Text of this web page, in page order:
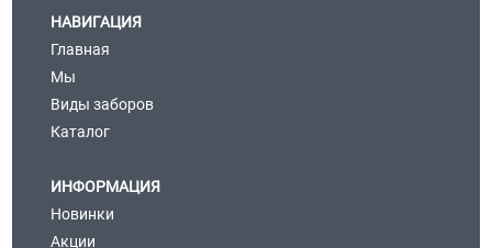
НАВИГАЦИЯ
Главная
Мы
Виды заборов
Каталог
ИНФОРМАЦИЯ
Новинки
Акции